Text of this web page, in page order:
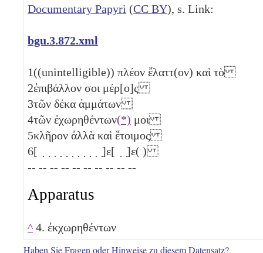
Documentary Papyri (CC BY), s. Link:
bgu.3.872.xml
1((unintelligible)) πλέον ἔλαττ(ον) καὶ τὸ
2ἐπιβάλλον σοι μέρ[ο]ς
3τῶν δέκα ἀμμάτων
4τῶν ἐχωρηθέντων(*) μοι
5κλῆρον ἀλλὰ καὶ ἕτοιμος
6[ ̣ ̣ ̣ ̣ ̣ ̣ ̣ ̣ ̣ ̣ ̣]ε[ ̣ ̣]ε( )
-- -- -- -- -- -- -- -- -- --
Apparatus
^ 4. ἐκχωρηθέντων
Haben Sie Fragen oder Hinweise zu diesem Datensatz?